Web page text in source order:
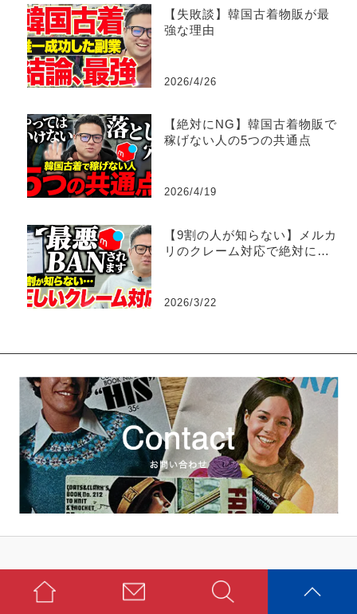
【失敗談】韓国古着物販が最
強な理由
2026/4/26
【絶対にNG】韓国古着物販で
稼げない人の5つの共通点
2026/4/19
【9割の人が知らない】メルカ
リのクレーム対応で絶対にや
2026/3/22